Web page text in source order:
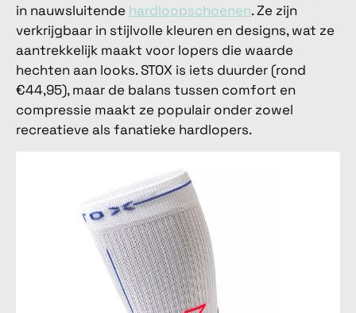
in nauwsluitende hardloopschoenen. Ze zijn
verkrijgbaar in stijlvolle kleuren en designs, wat ze
aantrekkelijk maakt voor lopers die waarde
hechten aan looks. STOX is iets duurder (rond
€44,95), maar de balans tussen comfort en
compressie maakt ze populair onder zowel
recreatieve als fanatieke hardlopers.